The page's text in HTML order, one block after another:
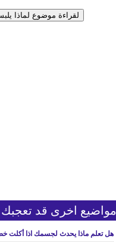
لقراءة موضوع لماذا
مواضيع اخرى قد تعجبك
هل تعلم ماذا يحدث لجسمك اذا أكلت